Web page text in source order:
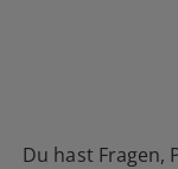
Du hast Fragen,